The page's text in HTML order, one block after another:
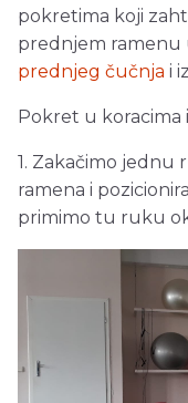
pokretima koji
prednjem ramenu
prednjeg čučnja i
Pokret u koracima
1. Zakačimo
ramena i
primimo tu ruku